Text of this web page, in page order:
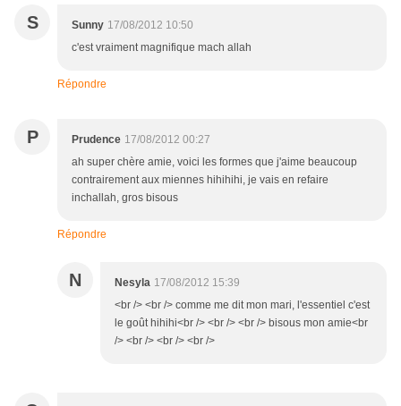
S Sunny 17/08/2012 10:50
c'est vraiment magnifique mach allah
Répondre
P Prudence 17/08/2012 00:27
ah super chère amie, voici les formes que j'aime beaucoup
contrairement aux miennes hihihihi, je vais en refaire
inchallah, gros bisous
Répondre
N Nesyla 17/08/2012 15:39
<br /> <br /> comme me dit mon mari, l'essentiel c'est
le goût hihihi<br /> <br /> <br /> bisous mon amie<br
/> <br /> <br /> <br />